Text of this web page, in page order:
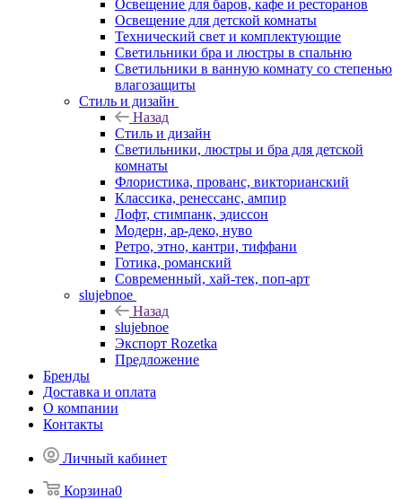
Освещение для баров, кафе и ресторанов
Освещение для детской комнаты
Технический свет и комплектующие
Светильники бра и люстры в спальню
Светильники в ванную комнату со степенью
влагозащиты
Стиль и дизайн
Назад
Стиль и дизайн
Светильники, люстры и бра для детской
комнаты
Флористика, прованс, викторианский
Классика, ренессанс, ампир
Лофт, стимпанк, эдиссон
Модерн, ар-деко, нуво
Ретро, этно, кантри, тиффани
Готика, романский
Современный, хай-тек, поп-арт
slujebnoe
Назад
slujebnoe
Экспорт Rozetka
Предложение
Бренды
Доставка и оплата
О компании
Контакты
Личный кабинет
Корзина0